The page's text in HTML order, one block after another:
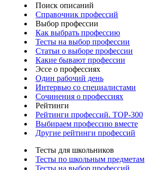
Поиск описаний
Справочник профессий
Выбор профессии
Как выбрать профессию
Тесты на выбор профессии
Статьи о выборе профессии
Какие бывают профессии
Эссе о профессиях
Один рабочий день
Интервью со специалистами
Сочинения о профессиях
Рейтинги
Рейтинги профессий. TOP-300
Выбираем профессию вместе
Другие рейтинги профессий
Тесты для школьников
Тесты по школьным предметам
Тесты на выбор профессий